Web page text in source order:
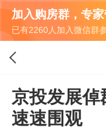
加入购房群，专
已有2260人加入微信群
京投发展倬
速速围观